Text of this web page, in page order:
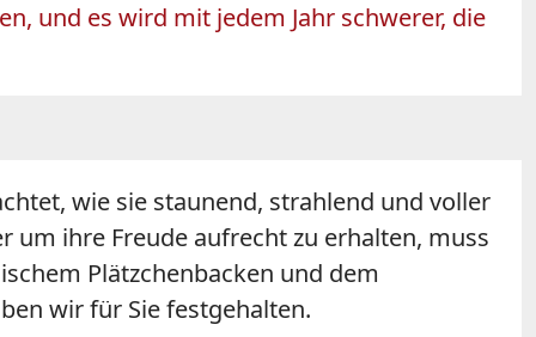
und es wird mit jedem Jahr schwerer, die
wie sie staunend, strahlend und voller
um ihre Freude aufrecht zu erhalten, muss
Plätzchenbacken und dem
wir für Sie festgehalten.